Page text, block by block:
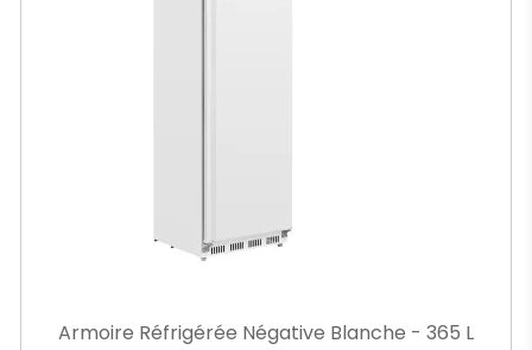
Armoire Réfrigérée Négative Blanche - 365 L